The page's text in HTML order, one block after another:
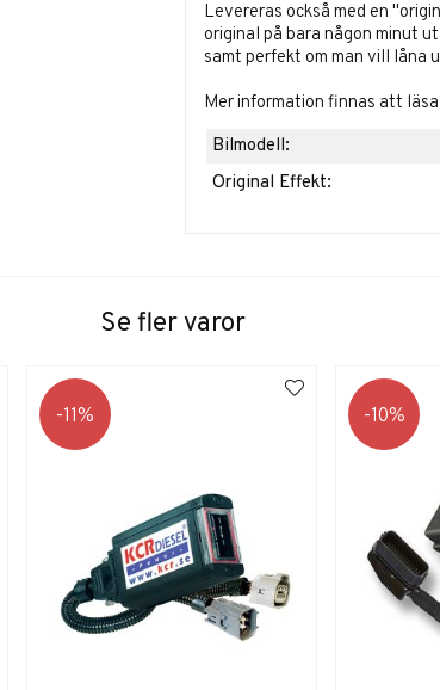
Levereras också med en
original på bara någon minut
samt perfekt om man vill låna
Mer information finnas att
Bilmodell:
Original Effekt:
Se fler varor
11 10